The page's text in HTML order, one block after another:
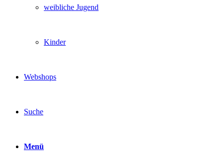
weibliche Jugend
Kinder
Webshops
Suche
Menü